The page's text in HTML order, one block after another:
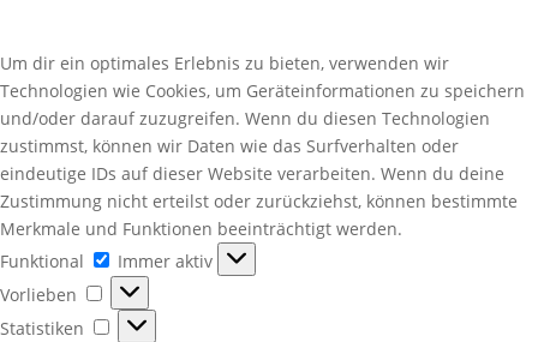
Um dir ein optimales Erlebnis zu bieten, verwenden wir
Technologien wie Cookies, um Geräteinformationen zu speichern
und/oder darauf zuzugreifen. Wenn du diesen Technologien
zustimmst, können wir Daten wie das Surfverhalten oder
eindeutige IDs auf dieser Website verarbeiten. Wenn du deine
Zustimmung nicht erteilst oder zurückziehst, können bestimmte
Merkmale und Funktionen beeinträchtigt werden.
Funktional
Funktional
Immer aktiv
Vorlieben
Vorlieben
Statistiken
Statistiken